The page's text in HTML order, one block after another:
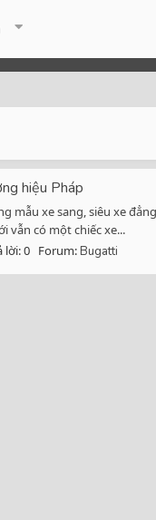
hiệu Pháp
mẫu xe sang, siêu xe
vẫn có một chiếc xe...
lời: 0 Forum:Bugatti